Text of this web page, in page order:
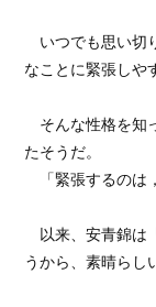
いつでも思い切
なことに緊張しや
そんな性格を知
たそうだ。
「緊張するのは
以来、安青錦は
うから、素晴らし